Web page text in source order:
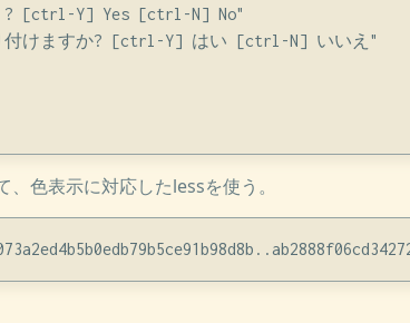
? [ctrl-Y] Yes [ctrl-N] No"
付けますか? [ctrl-Y] はい [ctrl-N] いいえ"
色表示に対応したlessを使う。